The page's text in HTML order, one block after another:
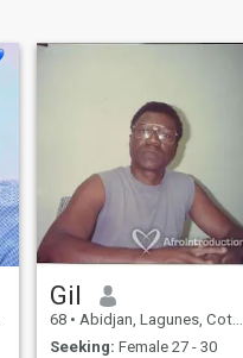
Gil
68 • Abidjan, Lagunes, Cote d'Ivoire
Seeking: Female 27 - 30